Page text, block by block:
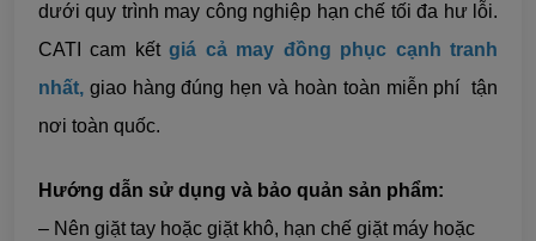
dưới quy trình may công nghiệp hạn chế tối đa hư lỗi.
CATI cam kếtgiá cả may đồng phục cạnh tranh
nhất, giao hàng đúng hẹn và hoàn toàn miễn phí tận
nơi toàn quốc.
Hướng dẫn sử dụng và bảo quản sản phẩm:
– Nên giặt tay hoặc giặt khô, hạn chế giặt máy hoặc